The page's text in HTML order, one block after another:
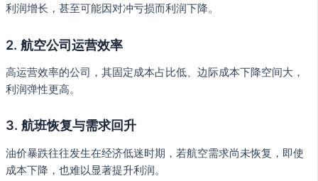
利润增长，甚至可能因对冲亏损而利润下降。
2. 航空公司运营效率
高运营效率的公司，其固定成本占比低、边际成本下降空间大，
利润弹性更高。
3. 航班恢复与需求回升
油价暴跌往往发生在经济低迷时期，若航空需求尚未恢复，即使
成本下降，也难以显著提升利润。